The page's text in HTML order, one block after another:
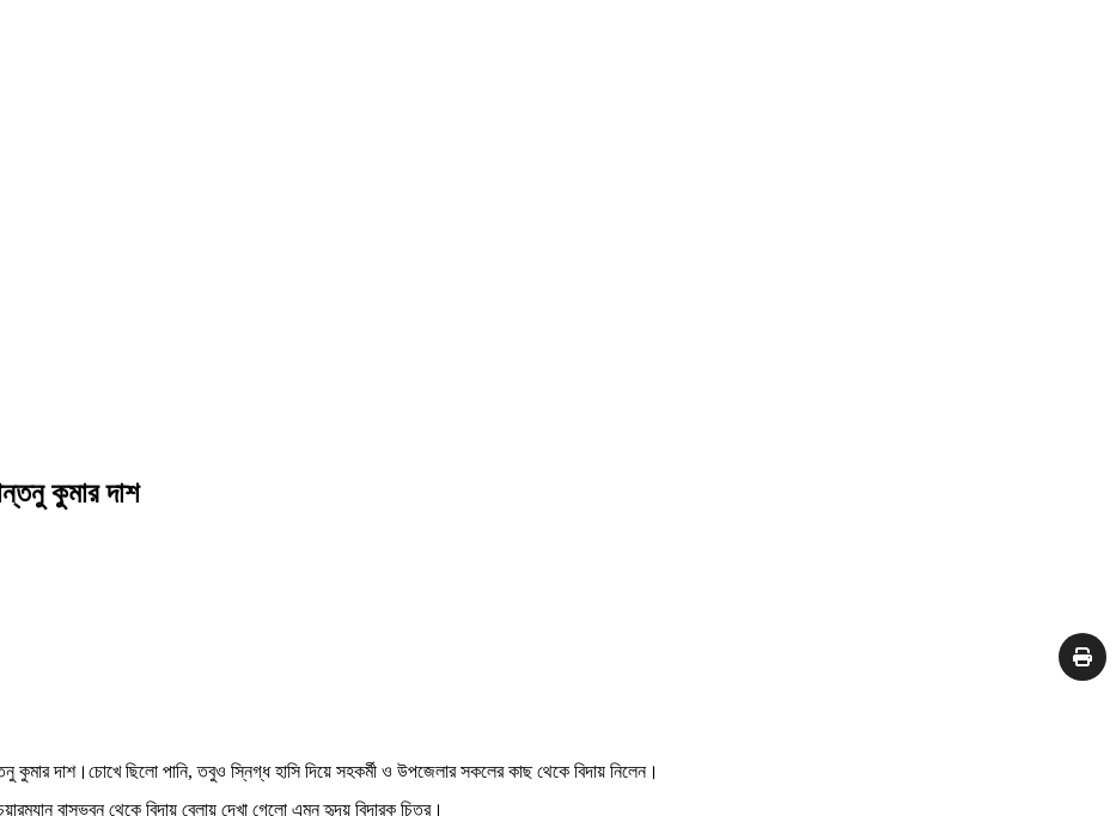
কুমার দাশ
কুমার দাশ।চোখে ছিলো পানি, তবুও স্নিগ্ধ হাসি দিয়ে সহকর্মী ও উপজেলার সকলের কাছ থেকে বিদায় নিলেন।
বাসভবন থেকে বিদায় বেলায় দেখা গেলো এমন হৃদয় বিদারক চিত্র।